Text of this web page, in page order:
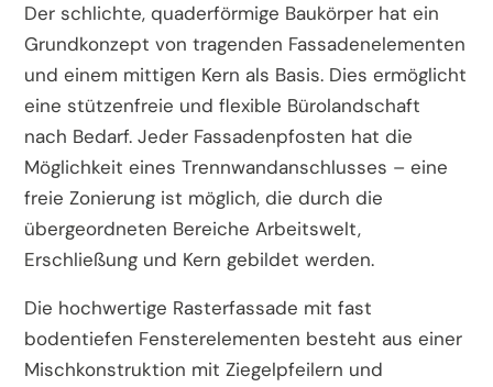
Der schlichte, quaderförmige Baukörper hat ein
Grundkonzept von tragenden Fassadenelementen
und einem mittigen Kern als Basis. Dies ermöglicht
eine stützenfreie und flexible Bürolandschaft
nach Bedarf. Jeder Fassadenpfosten hat die
Möglichkeit eines Trennwandanschlusses – eine
freie Zonierung ist möglich, die durch die
übergeordneten Bereiche Arbeitswelt,
Erschließung und Kern gebildet werden.
Die hochwertige Rasterfassade mit fast
bodentiefen Fensterelementen besteht aus einer
Mischkonstruktion mit Ziegelpfeilern und